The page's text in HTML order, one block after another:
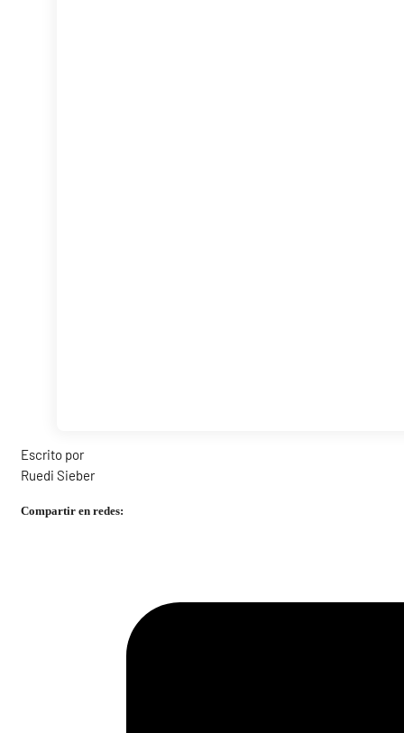
Escrito por
Ruedi Sieber
Compartir en redes: